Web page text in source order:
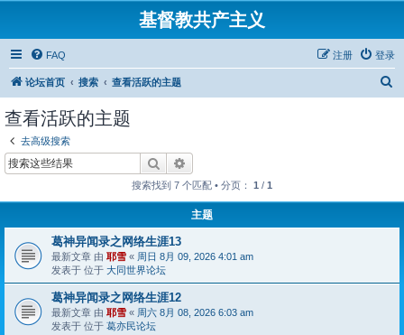
基督教共产主义
FAQ 登录
注册
论坛首页 搜索 查看活跃的主题
查看活跃的主题
去高级搜索
搜索
搜索找到 7 个匹配 • 分页： 1 / 1
主题
葛神异闻录之网络生涯13
最新文章 由 耶雪 « 周日 8月 09, 2026 4:01 am
发表于 位于 大同世界论坛
葛神异闻录之网络生涯12
最新文章 由 耶雪 « 周六 8月 08, 2026 6:03 am
发表于 位于 葛亦民论坛